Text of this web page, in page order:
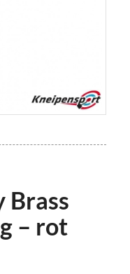
Brass
– rot